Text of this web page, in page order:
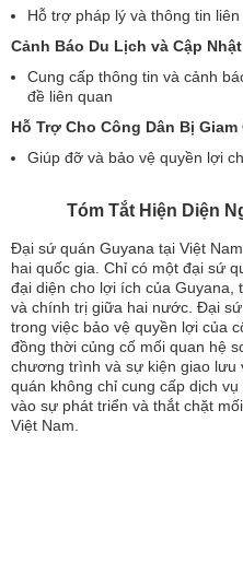
Hỗ trợ pháp lý và thông tin
Cảnh Báo Du Lịch và Cập
Cung cấp thông tin và cảnh
đề liên quan
Hỗ Trợ Cho Công Dân Bị
Giúp đỡ và bảo vệ quyền lợi
Tóm Tắt Hiện Diện
Đại sứ quán Guyana tại Việt
hai quốc gia. Chỉ có một đại sứ
đại diện cho lợi ích của Guyana,
và chính trị giữa hai nước. Đại
trong việc bảo vệ quyền lợi của
đồng thời củng cố mối quan hệ
chương trình và sự kiện giao lưu
quán không chỉ cung cấp dịch
vào sự phát triển và thắt chặt
Việt Nam.